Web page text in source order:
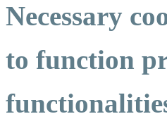
Necessary
to function